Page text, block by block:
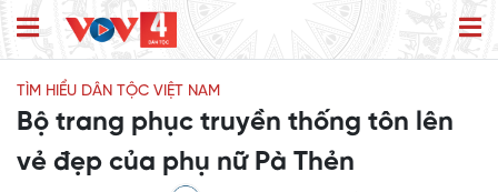
TÌM HIỂU DÂN TỘC VIỆT NAM
Bộ trang phục truyền thống tôn lên
vẻ đẹp của phụ nữ Pà Thẻn